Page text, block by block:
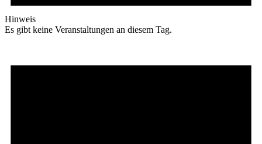
Hinweis
Es gibt keine Veranstaltungen an diesem Tag.